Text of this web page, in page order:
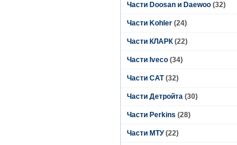
Части Doosan и Daewoo (32)
Части Kohler (24)
Части КЛАРК (22)
Части Iveco (34)
Части CAT (32)
Части Детройта (30)
Части Perkins (28)
Части МТУ (22)